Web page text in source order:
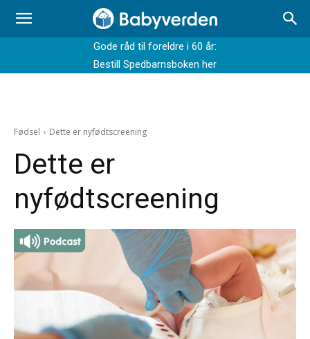
Gode råd til foreldre i 60 år:
Bestill Spedbarnsboken her
Fødsel Dette er nyfødtscreening
Dette er
nyfødtscreening